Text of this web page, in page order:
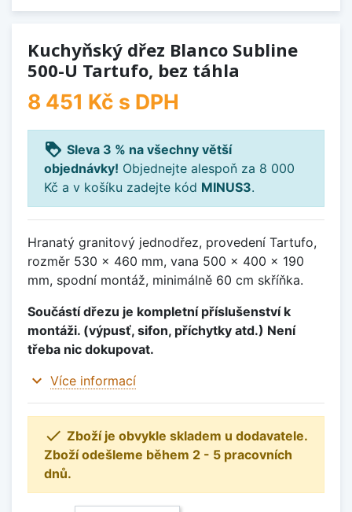
Kuchyňský dřez Blanco Subline
500-U Tartufo, bez táhla
8 451 Kč s DPH
loyalty Sleva 3 % na všechny větší
objednávky! Objednejte alespoň za 8 000
Kč a v košíku zadejte kód MINUS3.
Hranatý granitový jednodřez, provedení Tartufo,
rozměr 530 x 460 mm, vana 500 x 400 x 190
mm, spodní montáž, minimálně 60 cm skříňka.
Součástí dřezu je kompletní příslušenství k
montáži. (výpusť, sifon, příchytky atd.) Není
třeba nic dokupovat.
expand_more Více informací
 Zboží je obvykle skladem u dodavatele.
Zboží odešleme během 2 - 5 pracovních
dnů.